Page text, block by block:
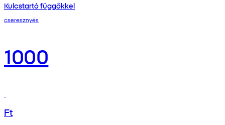
Kulcstartó függőkkel
cseresznyés
1000
Ft